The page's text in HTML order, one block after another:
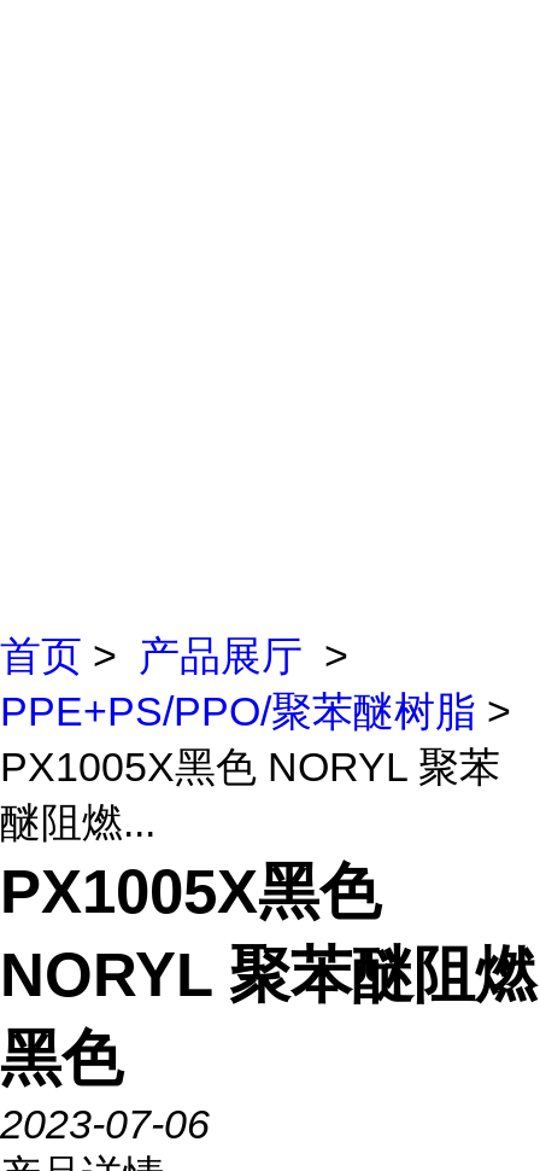
首页 > 产品展厅 >
PPE+PS/PPO/聚苯醚树脂 >
PX1005X黑色 NORYL 聚苯
醚阻燃...
PX1005X黑色
NORYL 聚苯醚阻燃
黑色
2023-07-06